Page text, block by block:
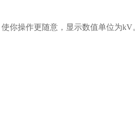
你操作更随意，显示数值单位为kV